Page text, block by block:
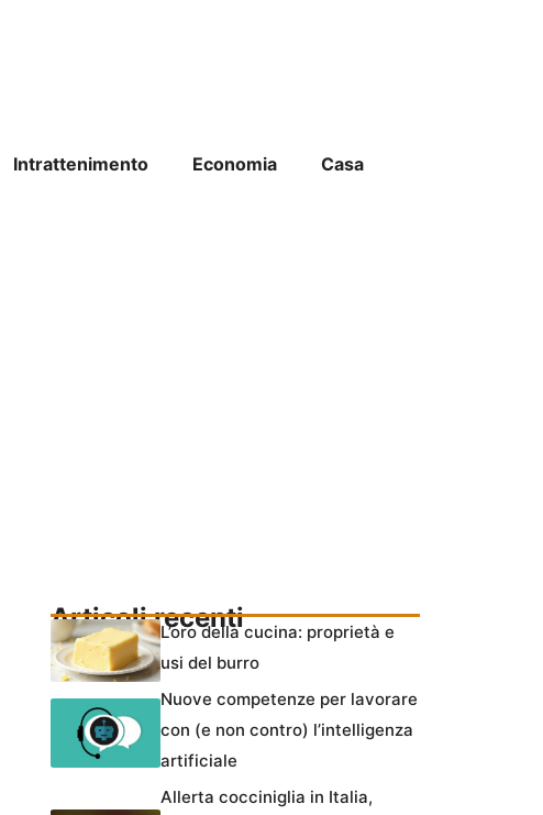
Intrattenimento Economia Casa
Articoli recentiL’oro della cucina: proprietà e
usi del burro
Nuove competenze per lavorare
con (e non contro) l’intelligenza
artificiale
Allerta cocciniglia in Italia,